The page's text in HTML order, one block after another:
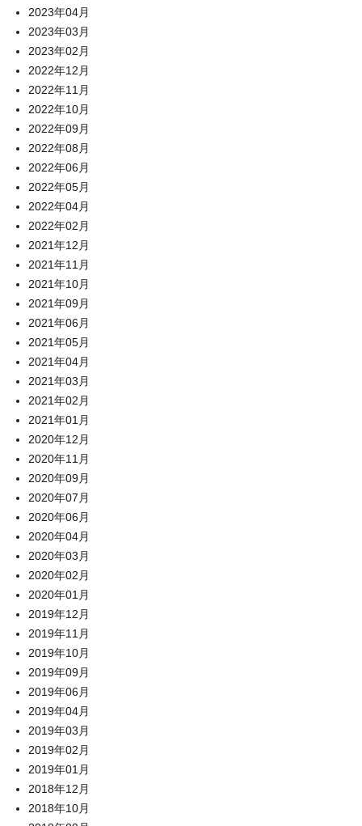
2023年04月
2023年03月
2023年02月
2022年12月
2022年11月
2022年10月
2022年09月
2022年08月
2022年06月
2022年05月
2022年04月
2022年02月
2021年12月
2021年11月
2021年10月
2021年09月
2021年06月
2021年05月
2021年04月
2021年03月
2021年02月
2021年01月
2020年12月
2020年11月
2020年09月
2020年07月
2020年06月
2020年04月
2020年03月
2020年02月
2020年01月
2019年12月
2019年11月
2019年10月
2019年09月
2019年06月
2019年04月
2019年03月
2019年02月
2019年01月
2018年12月
2018年10月